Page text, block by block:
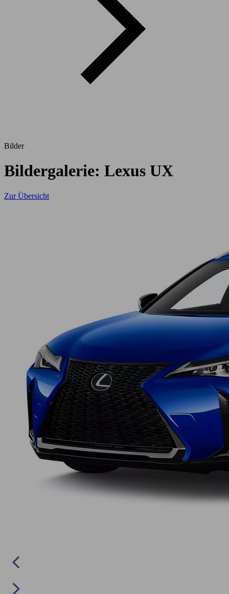
Bilder
Bildergalerie: Lexus UX
Zur Übersicht